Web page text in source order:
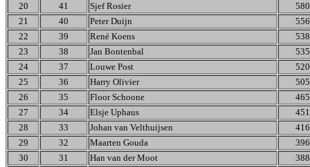
20
41 Sjef Rosier
21
40 Peter Duijn
22
39 René Koens
23
38 Jan Bontenbal
24
37 Louwe Post
25
36 Harry Olivier
26
35 Floor Schoone
27
34 Elsje Uphaus
28
33 Johan van Velthuijsen
29
32 Maarten Gouda
30
31 Han van der Moot